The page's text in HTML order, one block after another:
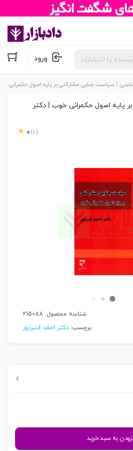
ورود
/ سیاست جنایی مشارکتی بر پایه اصول حکمرانی
پایه اصول حکمرانی خوب | دکتر
0 (0)
شناسه محصول: 215088
برچسب: دکتر احمد قنبرپور
به سبد خرید